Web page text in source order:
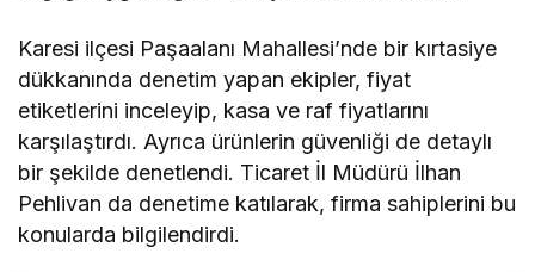
Karesi ilçesi Paşaalanı Mahallesi’nde bir kırtasiye
dükkanında denetim yapan ekipler, fiyat
etiketlerini inceleyip, kasa ve raf fiyatlarını
karşılaştırdı. Ayrıca ürünlerin güvenliği de detaylı
bir şekilde denetlendi. Ticaret İl Müdürü İlhan
Pehlivan da denetime katılarak, firma sahiplerini bu
konularda bilgilendirdi.